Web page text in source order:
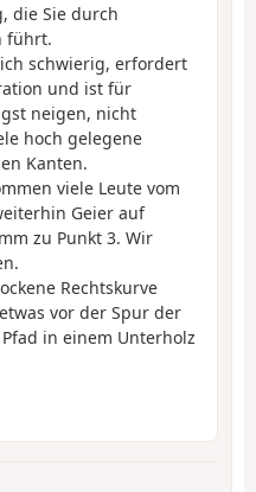
die Sie durch
führt.
schwierig, erfordert
und ist für
neigen, nicht
hoch gelegene
Kanten.
viele Leute vom
Geier auf
zu Punkt 3. Wir
Rechtskurve
vor der Spur der
in einem Unterholz